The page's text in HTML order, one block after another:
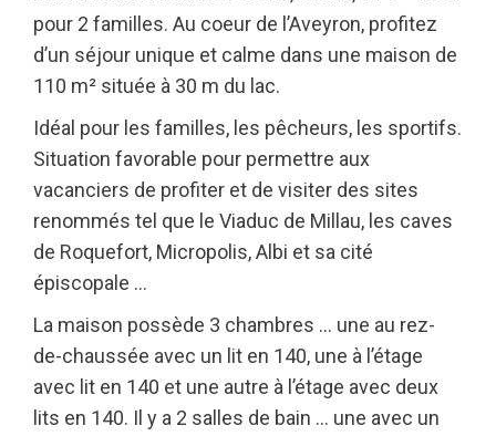
pour 2 familles. Au coeur de l’Aveyron, profitez
d’un séjour unique et calme dans une maison de
110 m² située à 30 m du lac.
Idéal pour les familles, les pêcheurs, les sportifs.
Situation favorable pour permettre aux
vacanciers de profiter et de visiter des sites
renommés tel que le Viaduc de Millau, les caves
de Roquefort, Micropolis, Albi et sa cité
épiscopale …
La maison possède 3 chambres … une au rez-
de-chaussée avec un lit en 140, une à l’étage
avec lit en 140 et une autre à l’étage avec deux
lits en 140. Il y a 2 salles de bain … une avec un